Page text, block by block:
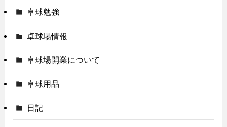
卓球勉強
卓球場情報
卓球場開業について
卓球用品
日記